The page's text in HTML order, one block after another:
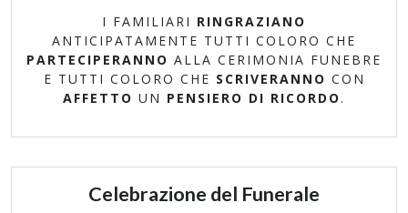
I FAMILIARI RINGRAZIANO
ANTICIPATAMENTE TUTTI COLORO CHE
PARTECIPERANNO ALLA CERIMONIA FUNEBRE
E TUTTI COLORO CHE SCRIVERANNO CON
AFFETTO UN PENSIERO DI RICORDO .
Celebrazione del Funerale